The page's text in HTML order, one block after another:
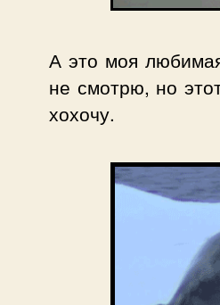
А это моя
не смотрю, но
хохочу.